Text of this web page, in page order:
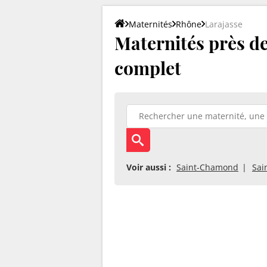
Maternités Rhône Larajasse
Maternités près
complet
Voir aussi : Saint-Chamond